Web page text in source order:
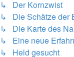
↳ Der Kornzwist
↳ Die Schätze der
↳ Die Karte des
↳ Eine neue
↳ Held gesucht